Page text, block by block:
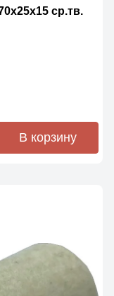
ср.тв.
В корзину